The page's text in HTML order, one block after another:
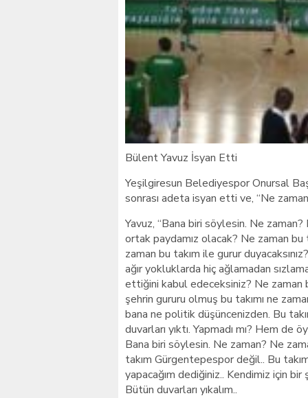
Giresunlu sürücü
Bülent Yavuz İsyan Etti
Yeşilgiresun Belediyespor Onursal
sonrası adeta isyan etti ve, “Ne
Yavuz, “Bana biri söylesin. Ne zaman?
ortak paydamız olacak? Ne zaman
zaman bu takım ile gurur
ağır yokluklarda hiç ağlamadan
ettiğini kabul edeceksiniz? Ne zaman
şehrin gururu olmuş bu takımı ne
bana ne politik düşüncenizden. Bu
duvarları yıktı. Yapmadı mı? Hem
Bana biri söylesin. Ne zaman? Ne
takım Gürgentepespor değil.. Bu
yapacağım dediğiniz.. Kendimiz için
Bütün duvarları yıkalım..